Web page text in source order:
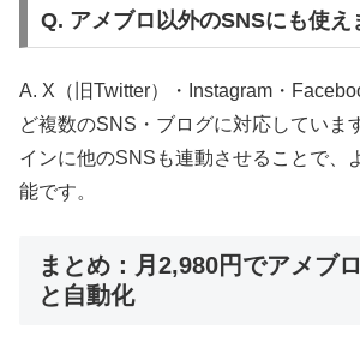
Q. アメブロ以外のSNSにも使え
A. X（旧Twitter）・Instagram・
ど複数のSNS・ブログに対応していま
インに他のSNSも連動させることで、
能です。
まとめ：月2,980円でアメブ
と自動化